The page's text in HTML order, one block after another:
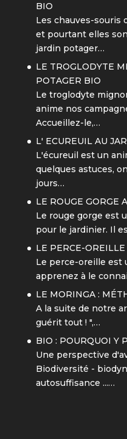
BIO
Les chauves-souris
et pourtant elles
jardin potager…
LE TROGLODYTE
POTAGER BIO
Le troglodyte
anime nos
Accueillez-le,…
L' ECUREUIL AU
L'écureuil est un
quelques astuces,
jours…
LE ROUGE GORGE
Le rouge gorge est
pour le jardinier. Il
LE PERCE-
Le perce-oreille est
apprenez à le
LE MORINGA :
A la suite de notre
guérit tout ! ",…
BIO : POURQUOI Y
Une perspective
Biodiversité -
autosuffisance ...…